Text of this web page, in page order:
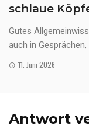
schlaue
Gutes
auch in Gesprächen,
11. Juni 2026
Antwort